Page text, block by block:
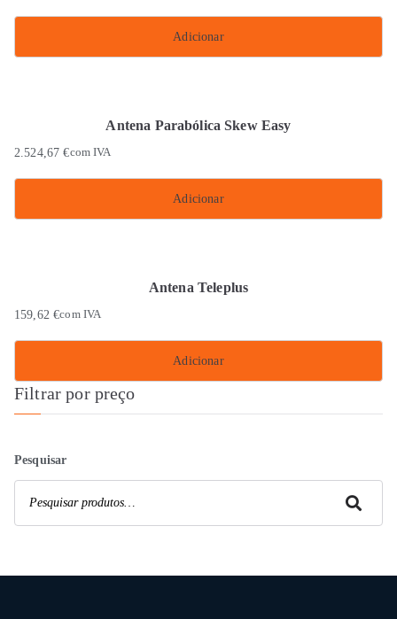
Adicionar
Antena Parabólica Skew Easy
2.524,67€com IVA
Adicionar
Antena Teleplus
159,62€com IVA
Adicionar
Filtrar por preço
Pesquisar
Pesquisar